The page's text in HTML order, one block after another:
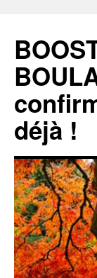
déjà !